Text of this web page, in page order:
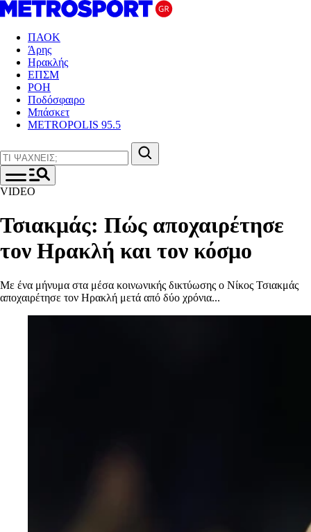
ΠΑΟΚ
Άρης
Ηρακλής
ΕΠΣΜ
ΡΟΗ
Ποδόσφαιρο
Μπάσκετ
METROPOLIS 95.5
VIDEO
Τσιακμάς: Πώς αποχαιρέτησε
τον Ηρακλή και τον κόσμο
Με ένα μήνυμα στα μέσα κοινωνικής δικτύωσης ο Νίκος Τσιακμάς
αποχαιρέτησε τον Ηρακλή μετά από δύο χρόνια...